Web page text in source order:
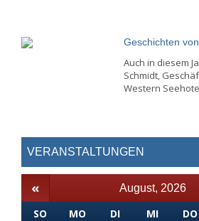
Geschichten
Auch in diesem
Schmidt,
Western
VERANSTALTUNGEN
August, 2026
«
SO MO DI MI DO